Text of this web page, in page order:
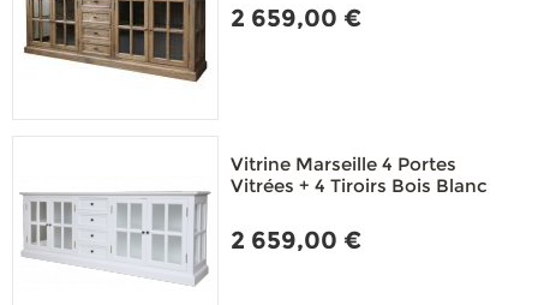
2 659,00 €
Vitrine Marseille 4 Portes
Vitrées + 4 Tiroirs Bois Blanc
2 659,00 €